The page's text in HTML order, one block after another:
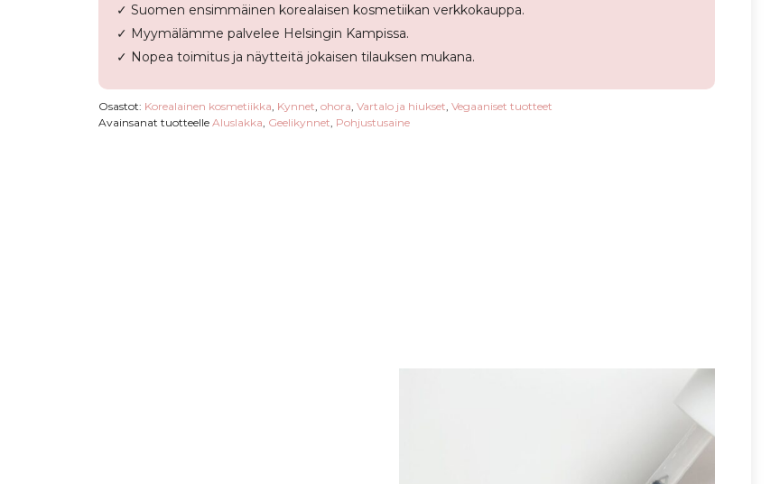
✓ Suomen ensimmäinen korealaisen kosmetiikan verkkokauppa.
✓ Myymälämme palvelee Helsingin Kampissa.
✓ Nopea toimitus ja näytteitä jokaisen tilauksen mukana.
Osastot: Korealainen kosmetiikka, Kynnet, ohora, Vartalo ja hiukset, Vegaaniset tuotteet
Avainsanat tuotteelle Aluslakka, Geelikynnet, Pohjustusaine